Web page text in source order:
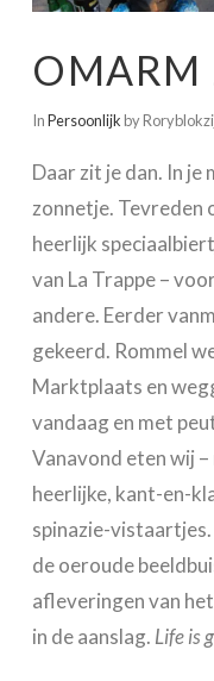
OMARM
InPersoonlijk by
Daar zit je dan. In je
zonnetje. Tevreden
heerlijk
van La Trappe –
andere. Eerder
gekeerd. Rommel
Marktplaats en
vandaag en met
Vanavond eten wij
heerlijke, kant-en-
spinazie-
de oeroude
afleveringen van
in de aanslag. Life is